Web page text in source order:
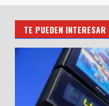
TE PUEDEN INTERESAR